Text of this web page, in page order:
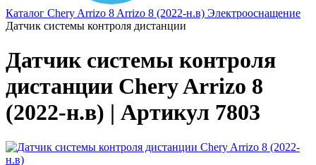
Каталог Chery Arrizo 8 Arrizo 8 (2022-н.в) Электрооснащение
Датчик системы контроля дистанции
Датчик системы контроля
дистанции Chery Arrizo 8
(2022-н.в) | Артикул 7803